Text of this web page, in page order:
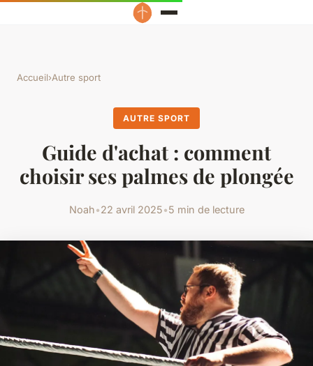
Accueil›Autre sport
AUTRE SPORT
Guide d'achat : comment
choisir ses palmes de plongée
Noah•22 avril 2025•5 min de lecture